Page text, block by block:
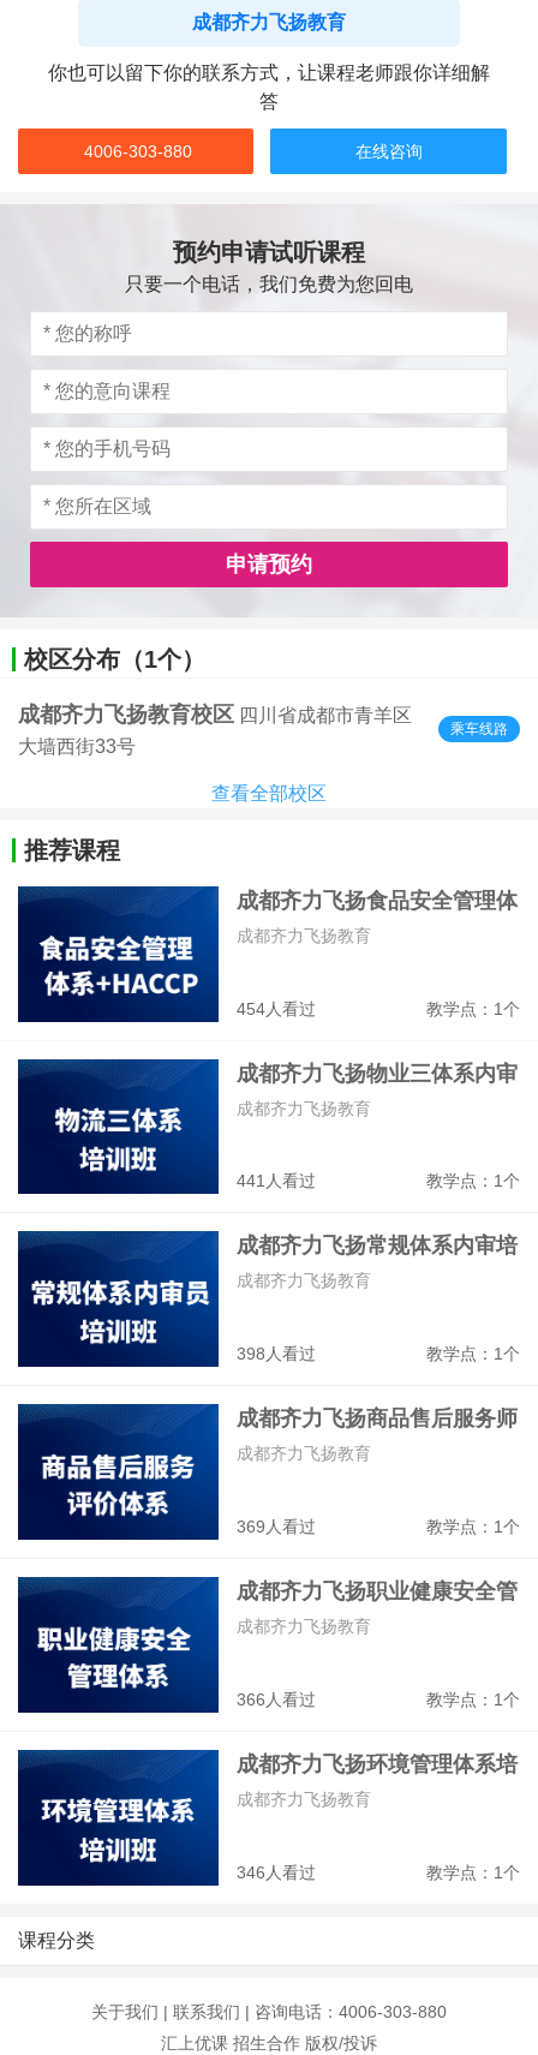
成都齐力飞扬教育
你也可以留下你的联系方式，让课程老师跟你详细解
答
4006-303-880 在线咨询
预约申请试听课程
只要一个电话，我们免费为您回电
申请预约
校区分布（1个）
成都齐力飞扬教育校区 四川省成都市青羊区
大墙西街33号
乘车线路
查看全部校区
推荐课程
成都齐力飞扬食品安全管理体
系+HACCP培训班
454人看过 教学点：1个
成都齐力飞扬教育
成都齐力飞扬物业三体系内审
培训班
441人看过 教学点：1个
成都齐力飞扬教育
成都齐力飞扬常规体系内审培
训班
398人看过 教学点：1个
成都齐力飞扬教育
成都齐力飞扬商品售后服务师
培训班
369人看过 教学点：1个
成都齐力飞扬教育
成都齐力飞扬职业健康安全管
体系培训班
366人看过 教学点：1个
成都齐力飞扬教育
成都齐力飞扬环境管理体系培
训班
346人看过 教学点：1个
成都齐力飞扬教育
课程分类
关于我们 | 联系我们 | 咨询电话：4006-303-880
汇上优课 招生合作 版权/投诉